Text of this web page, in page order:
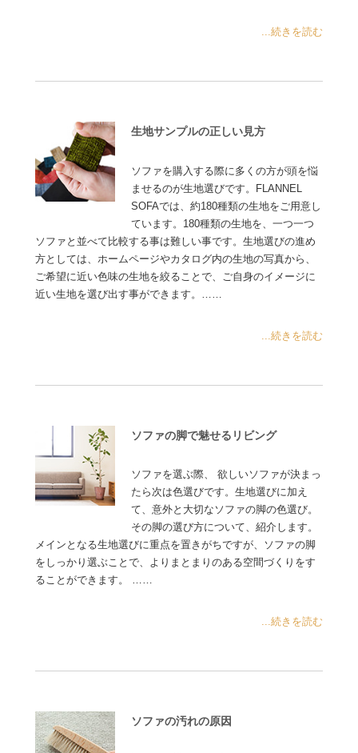
...続きを読む
生地サンプルの正しい見方
ソファを購入する際に多くの方が頭を悩
ませるのが生地選びです。FLANNEL
SOFAでは、約180種類の生地をご用意し
ています。180種類の生地を、一つ一つ
ソファと並べて比較する事は難しい事です。生地選びの進め
方としては、ホームページやカタログ内の生地の写真から、
ご希望に近い色味の生地を絞ることで、ご自身のイメージに
近い生地を選び出す事ができます。……
...続きを読む
ソファの脚で魅せるリビング
ソファを選ぶ際、 欲しいソファが決まっ
たら次は色選びです。生地選びに加え
て、意外と大切なソファの脚の色選び。
その脚の選び方について、紹介します。
メインとなる生地選びに重点を置きがちですが、ソファの脚
をしっかり選ぶことで、よりまとまりのある空間づくりをす
ることができます。 ……
...続きを読む
ソファの汚れの原因